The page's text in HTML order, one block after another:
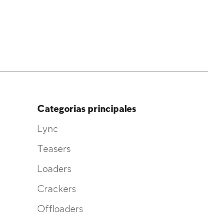
Categorias principales
Lync
Teasers
Loaders
Crackers
Offloaders